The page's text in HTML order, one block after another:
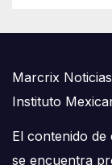
Marcrix
Instituto
El contenido
se encuentra